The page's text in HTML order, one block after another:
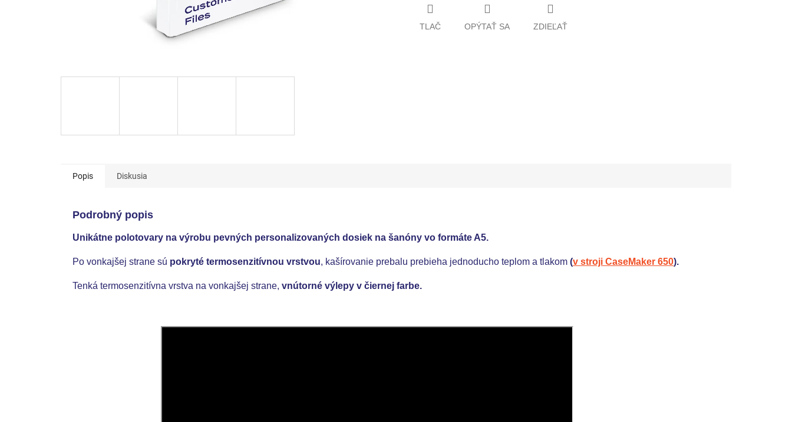
TLAČ OPÝTAŤ SA ZDIEĽAŤ
Popis Diskusia
Podrobný popis
Unikátne polotovary na výrobu pevných personalizovaných dosiek na šanóny vo formáte A5.
Po vonkajšej strane sú pokryté termosenzitívnou vrstvou, kašírovanie prebalu prebieha jednoducho teplom a tlakom (v stroji CaseMaker 650).
Tenká termosenzitívna vrstva na vonkajšej strane, vnútorné výlepy v čiernej farbe.